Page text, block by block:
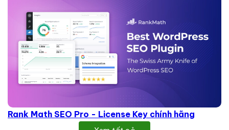
Rank Math SEO Pro - License Key chính hãng